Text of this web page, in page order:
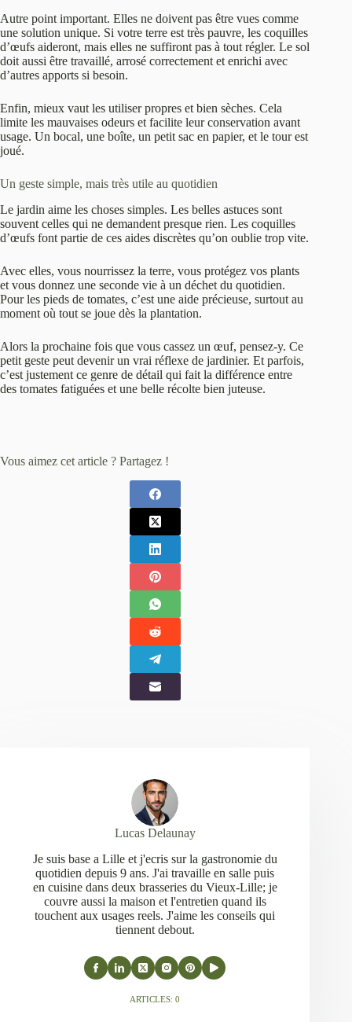
Autre point important. Elles ne doivent pas être vues comme
une solution unique. Si votre terre est très pauvre, les coquilles
d’œufs aideront, mais elles ne suffiront pas à tout régler. Le sol
doit aussi être travaillé, arrosé correctement et enrichi avec
d’autres apports si besoin.
Enfin, mieux vaut les utiliser propres et bien sèches. Cela
limite les mauvaises odeurs et facilite leur conservation avant
usage. Un bocal, une boîte, un petit sac en papier, et le tour est
joué.
Un geste simple, mais très utile au quotidien
Le jardin aime les choses simples. Les belles astuces sont
souvent celles qui ne demandent presque rien. Les coquilles
d’œufs font partie de ces aides discrètes qu’on oublie trop vite.
Avec elles, vous nourrissez la terre, vous protégez vos plants
et vous donnez une seconde vie à un déchet du quotidien.
Pour les pieds de tomates, c’est une aide précieuse, surtout au
moment où tout se joue dès la plantation.
Alors la prochaine fois que vous cassez un œuf, pensez-y. Ce
petit geste peut devenir un vrai réflexe de jardinier. Et parfois,
c’est justement ce genre de détail qui fait la différence entre
des tomates fatiguées et une belle récolte bien juteuse.
Vous aimez cet article ? Partagez !
Lucas Delaunay
Je suis base a Lille et j'ecris sur la gastronomie du
quotidien depuis 9 ans. J'ai travaille en salle puis
en cuisine dans deux brasseries du Vieux-Lille; je
couvre aussi la maison et l'entretien quand ils
touchent aux usages reels. J'aime les conseils qui
tiennent debout.
ARTICLES: 0